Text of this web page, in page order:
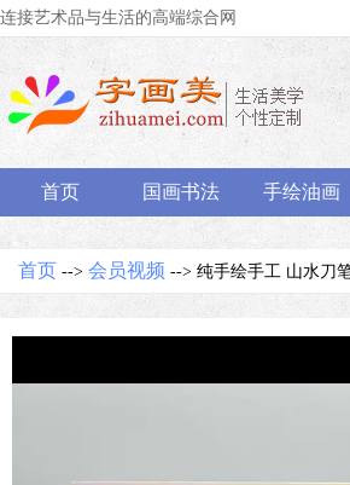
连接艺术品与生活的高端综合网
首页 国画书法 手绘油画
首页 --> 会员视频 --> 纯手绘手工 山水刀